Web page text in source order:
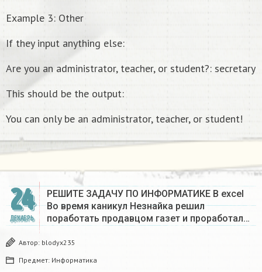
Example 3: Other
If they input anything else:
Are you an administrator, teacher, or student?: secretary
This should be the output:
You can only be an administrator, teacher, or student!
24
ДЕКАБРЬ
РЕШИТЕ ЗАДАЧУ ПО ИНФОРМАТИКЕ В excel
Во время каникул Незнайка решил
поработать продавцом газет и проработал…
Автор: blodyx235
Предмет: Информатика